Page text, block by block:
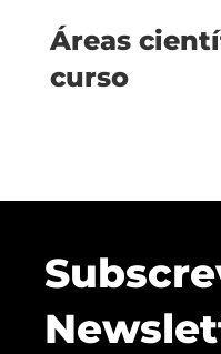
Áreas
curso